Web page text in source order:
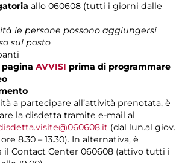
allo 060608 (tutti i giorni dalle
le persone possono aggiungersi
sul posto
AVVISI prima di programmare
a partecipare all’attività prenotata, è
la disdetta tramite e-mail al
(dal lun.al giov.
8.30 – 13.30). In alternativa, è
il Contact Center 060608 (attivo tutti i